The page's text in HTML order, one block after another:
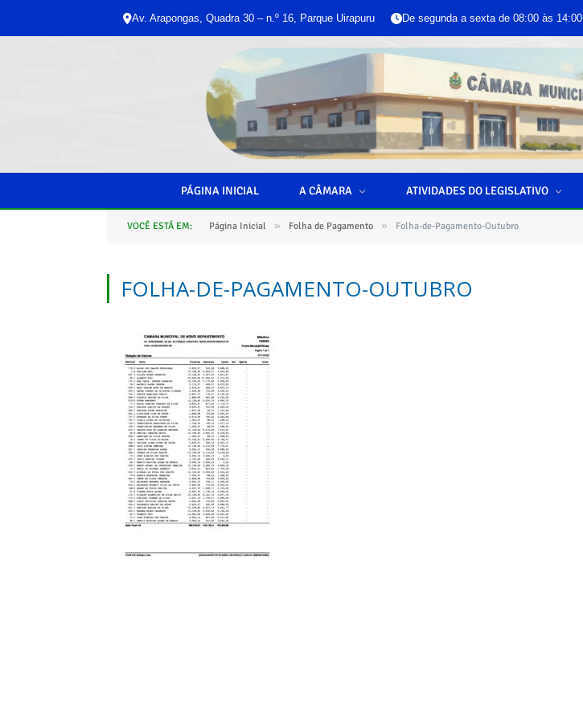
Av. Arapongas, Quadra 30 – n.º 16, Parque Uirapuru De segunda a sexta de 08:00 às 14:00
PÁGINA INICIAL A CÂMARA ATIVIDADES DO LEGISLATIVO
VOCÊ ESTÁ EM: Página Inicial » Folha de Pagamento » Folha-de-Pagamento-Outubro
FOLHA-DE-PAGAMENTO-OUTUBRO